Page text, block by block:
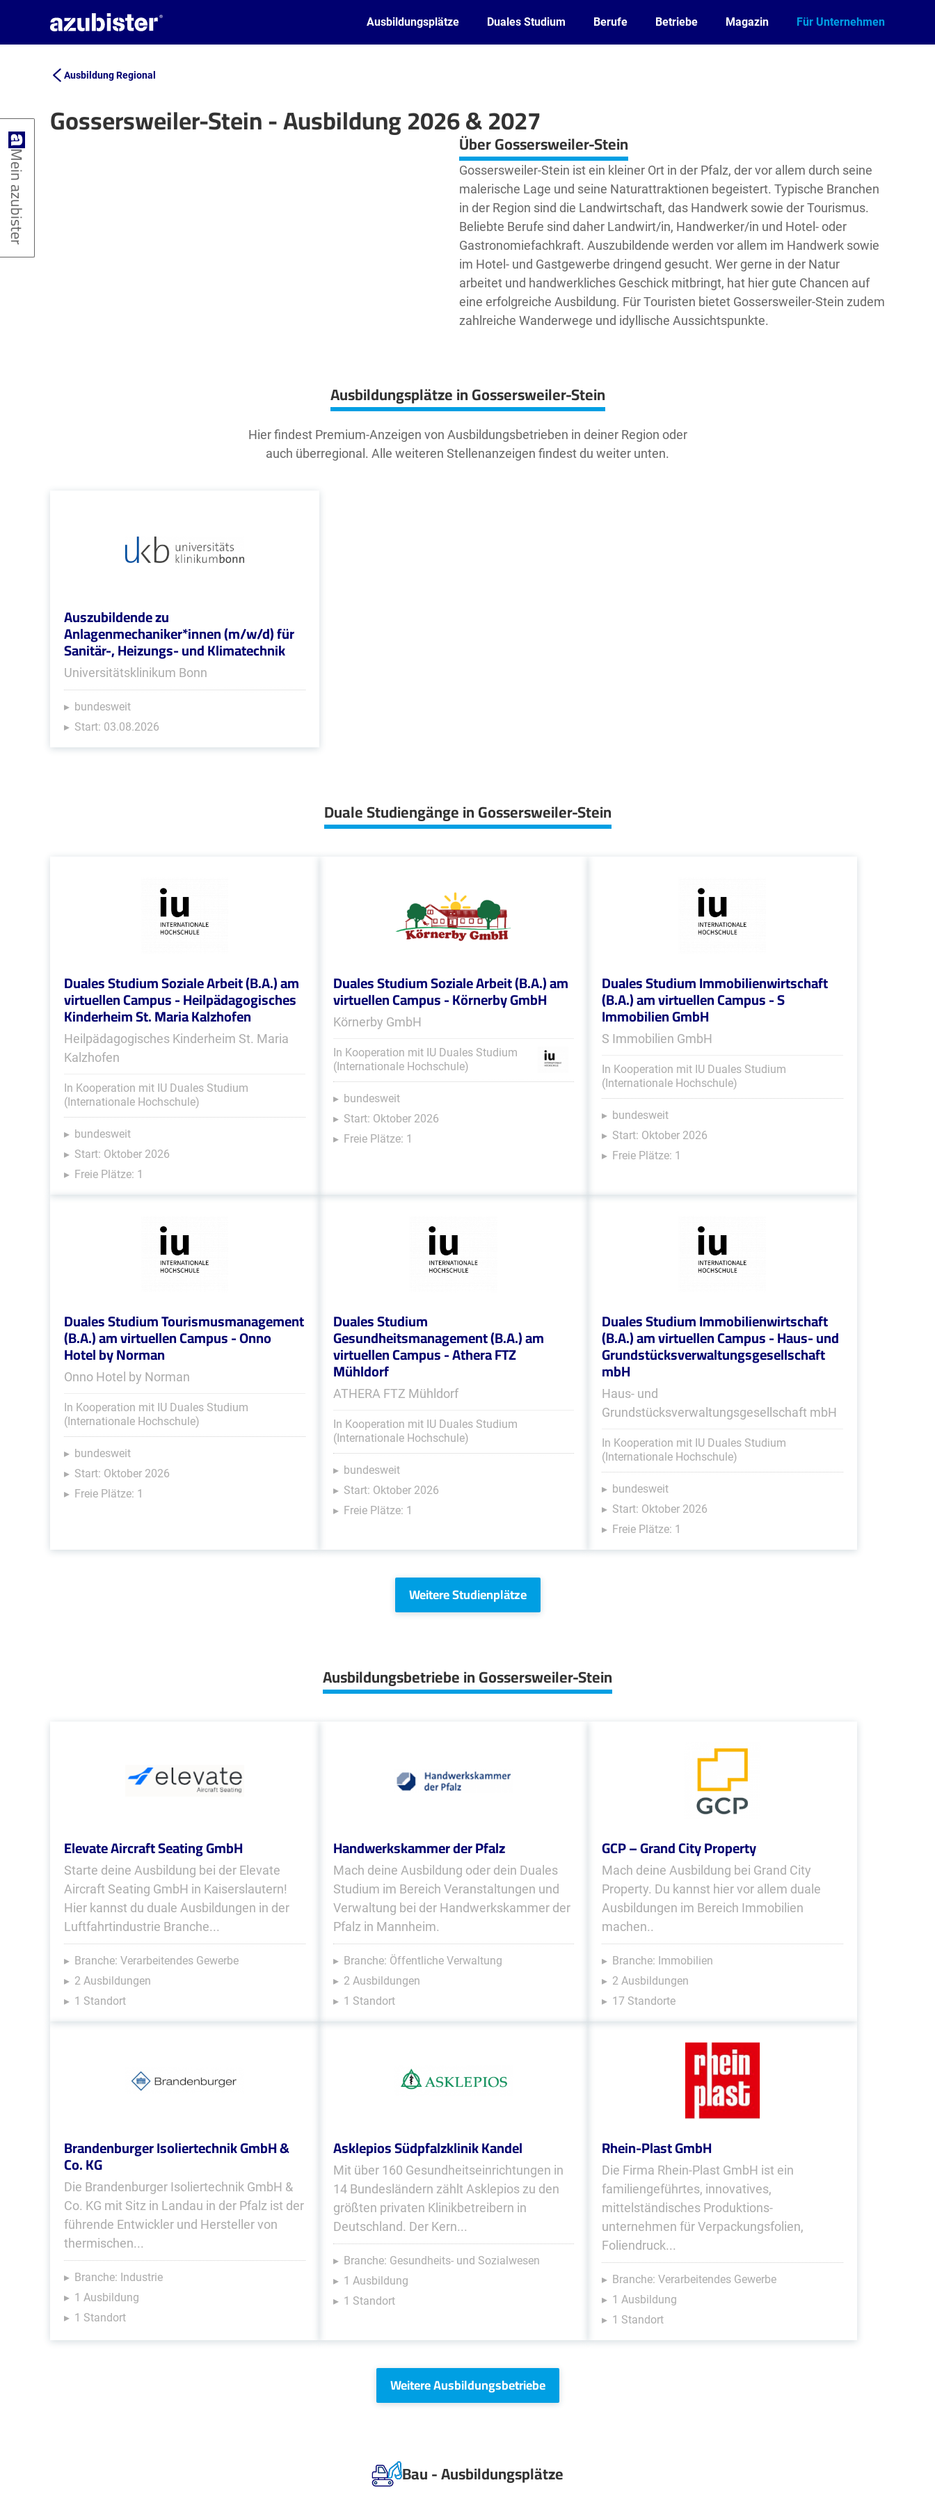
Ausbildungsplätze Duales Studium Berufe Betriebe Magazin Für Unternehmen
Ausbildung Regional
Gossersweiler-Stein - Ausbildung 2026 & 2027
Leaflet | ©OpenStreetMap2contributors Über Gossersweiler-Stein
Gossersweiler-Stein ist ein kleiner Ort in der Pfalz, der vor allem durch seine
malerische Lage und seine Naturattraktionen begeistert. Typische Branchen
in der Region sind die Landwirtschaft, das Handwerk sowie der Tourismus.
Beliebte Berufe sind daher Landwirt/in, Handwerker/in und Hotel- oder
Gastronomiefachkraft. Auszubildende werden vor allem im Handwerk sowie
im Hotel- und Gastgewerbe dringend gesucht. Wer gerne in der Natur
arbeitet und handwerkliches Geschick mitbringt, hat hier gute Chancen auf
eine erfolgreiche Ausbildung. Für Touristen bietet Gossersweiler-Stein zudem
zahlreiche Wanderwege und idyllische Aussichtspunkte.
Ausbildungsplätze in Gossersweiler-Stein
Hier findest Premium-Anzeigen von Ausbildungsbetrieben in deiner Region oder
auch überregional. Alle weiteren Stellenanzeigen findest du weiter unten.
Auszubildende zu
Anlagenmechaniker*innen (m/w/d) für
Sanitär-, Heizungs- und Klimatechnik
Universitätsklinikum Bonn
bundesweit
Start: 03.08.2026
Duale Studiengänge in Gossersweiler-Stein
Duales Studium Soziale Arbeit (B.A.) am
virtuellen Campus - Heilpädagogisches
Kinderheim St. Maria Kalzhofen
Heilpädagogisches Kinderheim St. Maria
Kalzhofen
In Kooperation mit IU Duales Studium
(Internationale Hochschule)
bundesweit
Start: Oktober 2026
Freie Plätze: 1
Duales Studium Soziale Arbeit (B.A.) am
virtuellen Campus - Körnerby GmbH
Körnerby GmbH
In Kooperation mit IU Duales Studium
(Internationale Hochschule)
bundesweit
Start: Oktober 2026
Freie Plätze: 1
Duales Studium Immobilienwirtschaft
(B.A.) am virtuellen Campus - S
Immobilien GmbH
S Immobilien GmbH
In Kooperation mit IU Duales Studium
(Internationale Hochschule)
bundesweit
Start: Oktober 2026
Freie Plätze: 1
Duales Studium Tourismusmanagement
(B.A.) am virtuellen Campus - Onno
Hotel by Norman
Onno Hotel by Norman
In Kooperation mit IU Duales Studium
(Internationale Hochschule)
bundesweit
Start: Oktober 2026
Freie Plätze: 1
Duales Studium
Gesundheitsmanagement (B.A.) am
virtuellen Campus - Athera FTZ
Mühldorf
ATHERA FTZ Mühldorf
In Kooperation mit IU Duales Studium
(Internationale Hochschule)
bundesweit
Start: Oktober 2026
Freie Plätze: 1
Duales Studium Immobilienwirtschaft
(B.A.) am virtuellen Campus - Haus- und
Grundstücksverwaltungsgesellschaft
mbH
Haus- und
Grundstücksverwaltungsgesellschaft mbH
In Kooperation mit IU Duales Studium
(Internationale Hochschule)
bundesweit
Start: Oktober 2026
Freie Plätze: 1
Weitere Studienplätze
Ausbildungsbetriebe in Gossersweiler-Stein
Elevate Aircraft Seating GmbH
Starte deine Ausbildung bei der Elevate
Aircraft Seating GmbH in Kaiserslautern!
Hier kannst du duale Ausbildungen in der
Luftfahrtindustrie Branche...
Branche: Verarbeitendes Gewerbe
2 Ausbildungen
1 Standort
Handwerkskammer der Pfalz
Mach deine Ausbildung oder dein Duales
Studium im Bereich Veranstaltungen und
Verwaltung bei der Handwerkskammer der
Pfalz in Mannheim.
Branche: Öffentliche Verwaltung
2 Ausbildungen
1 Standort
GCP – Grand City Property
Mach deine Ausbildung bei Grand City
Property. Du kannst hier vor allem duale
Ausbildungen im Bereich Immobilien
machen..
Branche: Immobilien
2 Ausbildungen
17 Standorte
Brandenburger Isoliertechnik GmbH &
Co. KG
Die Brandenburger Isoliertechnik GmbH &
Co. KG mit Sitz in Landau in der Pfalz ist der
führende Entwickler und Hersteller von
thermischen...
Branche: Industrie
1 Ausbildung
1 Standort
Asklepios Südpfalzklinik Kandel
Mit über 160 Gesundheitseinrichtungen in
14 Bundesländern zählt Asklepios zu den
größten privaten Klinikbetreibern in
Deutschland. Der Kern...
Branche: Gesundheits- und Sozialwesen
1 Ausbildung
1 Standort
Rhein-Plast GmbH
Die Firma Rhein-Plast GmbH ist ein
familiengeführtes, innovatives,
mittelständisches Produktions­
unternehmen für Verpackungsfolien,
Foliendruck...
Branche: Verarbeitendes Gewerbe
1 Ausbildung
1 Standort
Weitere Ausbildungsbetriebe
Bau - Ausbildungsplätze
Mein azubister